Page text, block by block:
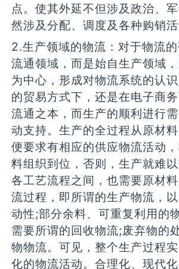
点。使其外延不但涉及政治、
然涉及分配、调度及各种购销活
2.生产领域的物流：对于物流
流通领域，而是始自生产领域
为中心，形成对物流系统的认
的贸易方式下，还是在电子商
流通之本，而生产的顺利进行
动支持。生产的全过程从原材料
便要求有相应的供应物流活动
料组织到位，否则，生产就难
各工艺流程之间，也需要原材
流过程，即所谓的生产物流，
动性;部分余料、可重复利用的
需要所谓的回收物流;废弃物的
物物流。可见，整个生产过程
化的物流活动。合理化、现代